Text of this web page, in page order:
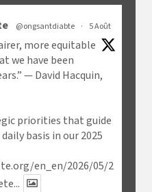
@ongsantdiabte · 5 Août
more equitable
we have been
— David Hacquin,
priorities that guide
basis in our 2025
en_en/2026/05/2